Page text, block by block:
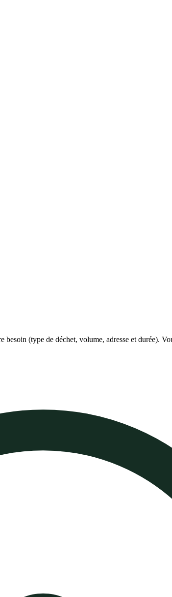
(type de déchet, volume, adresse et durée).